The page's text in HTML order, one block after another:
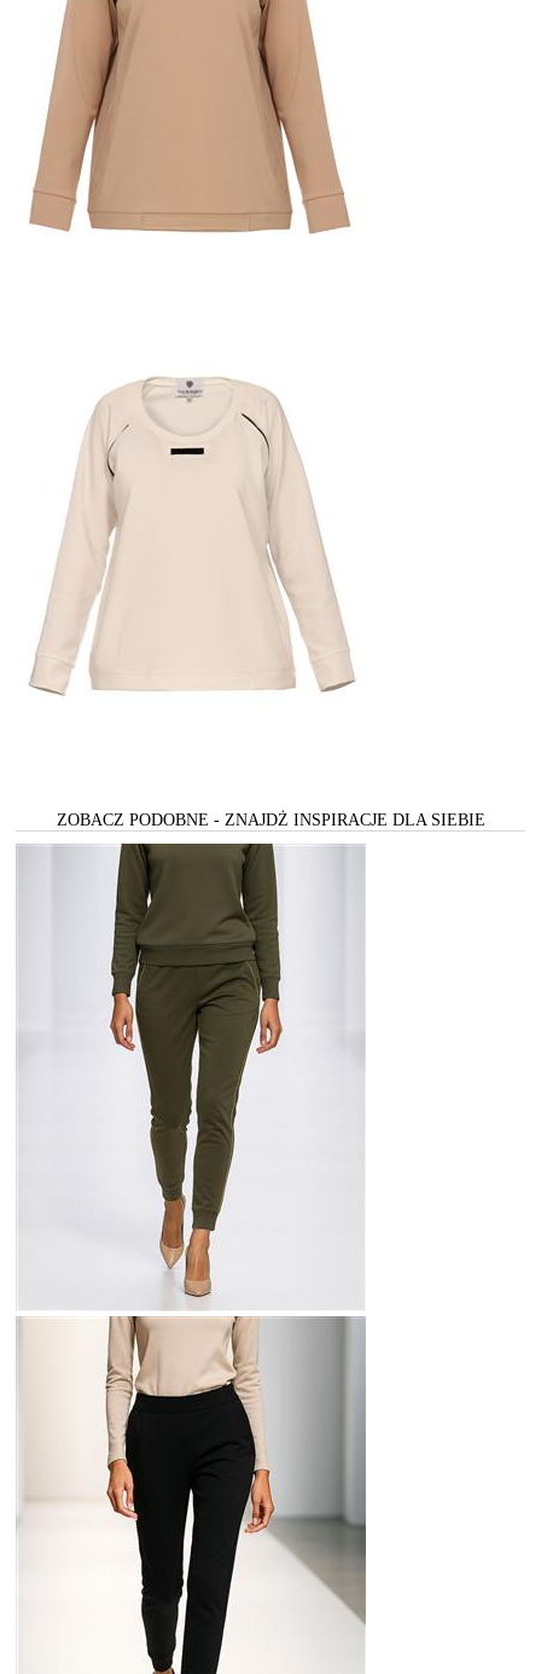
ZOBACZ PODOBNE - ZNAJDŻ INSPIRACJE DLA SIEBIE